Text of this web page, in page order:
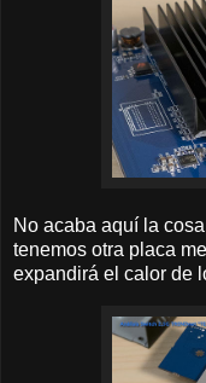
No acaba aquí la
tenemos otra placa
expandirá el calor de